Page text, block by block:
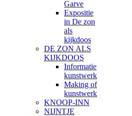
Garve
Expositie
in De zon
als
kijkdoos
DE ZON ALS
KIJKDOOS
Informatie
kunstwerk
Making of
kunstwerk
KNOOP-INN
NIJNTJE